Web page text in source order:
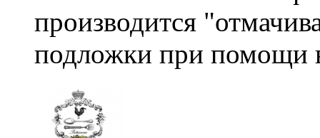
производится
подложки при помощи